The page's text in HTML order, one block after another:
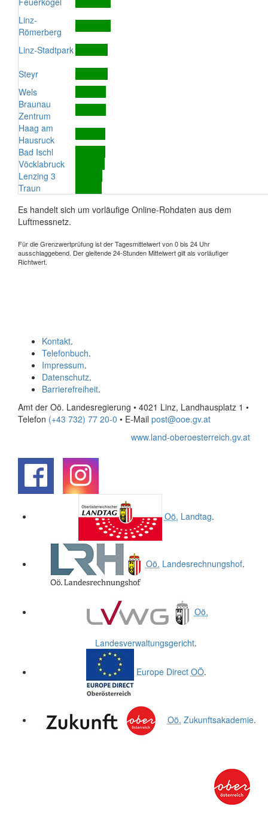
Linz-
Römerberg
Linz-Stadtpark
Steyr
Wels
Braunau
Zentrum
Haag am
Hausruck
Bad Ischl
Vöcklabruck
Lenzing 3
Traun
Es handelt sich um vorläufige Online-Rohdaten aus dem
Luftmessnetz.
Für die Grenzwertprüfung ist der Tagesmittelwert von 0 bis 24 Uhr
ausschlaggebend. Der gleitende 24-Stunden Mittelwert gilt als vorläufiger
Richtwert.
Kontakt.
Telefonbuch.
Impressum.
Datenschutz.
Barrierefreiheit.
Amt der Oö. Landesregierung • 4021 Linz, Landhausplatz 1 •
Telefon (+43 732) 77 20-0 • E-Mail post@ooe.gv.at
www.land-oberoesterreich.gv.at
Oö. Landtag.
Oö. Landesrechnungshof.
Oö.
Landesverwaltungsgericht.
Europe Direct OÖ.
Oö. Zukunftsakademie.